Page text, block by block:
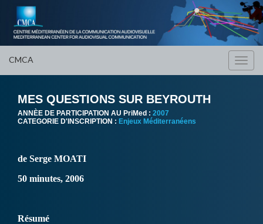
CMCA
MES QUESTIONS SUR BEYROUTH
ANNÈE DE PARTICIPATION AU PriMed : 2007
CATEGORIE D'INSCRIPTION : Enjeux Méditerranéens
de Serge MOATI
50 minutes, 2006
Résumé